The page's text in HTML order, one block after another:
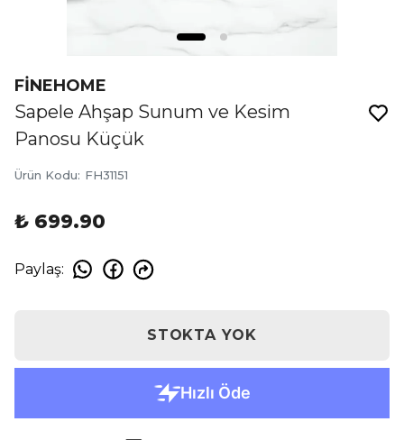
FİNEHOME
Sapele Ahşap Sunum ve Kesim
Panosu Küçük
Ürün Kodu: FH31151
₺ 699.90
Paylaş:
STOKTA YOK